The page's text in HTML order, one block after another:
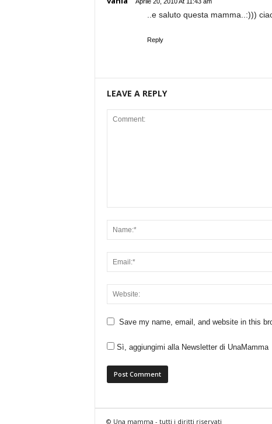
..e saluto questa mamma..:)))
Reply
LEAVE A REPLY
Save my name, email, and website in this
Sì, aggiungimi alla Newsletter di UnaMamma
© Una mamma - tutti i diritti riservati